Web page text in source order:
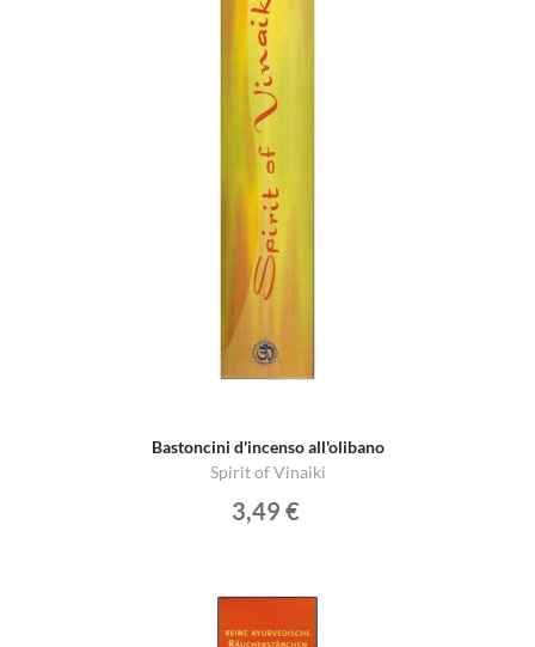
Bastoncini d'incenso all'olibano
Spirit of Vinaiki
3,49 €